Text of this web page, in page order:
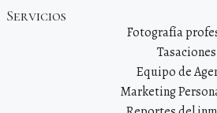
Servicios
Fotografía
Tasaciones
Equipo de
Marketing